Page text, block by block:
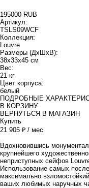
195000 RUB
Артикул:
TSLS09WCF
Коллекция:
Louvre
Размеры (ДхШхВ):
38х33х45 см
Вес:
21 кг
Цвет корпуса:
белый
ПОДРОБНЫЕ
В КОРЗИНУ
ВЕРНУТЬСЯ В МАГАЗИН
Купить
21 905 ₽ / мес
Вдохновившись
крупнейшего
неприступных сейфов
Использование самых
максимально
ваших любимых наручных